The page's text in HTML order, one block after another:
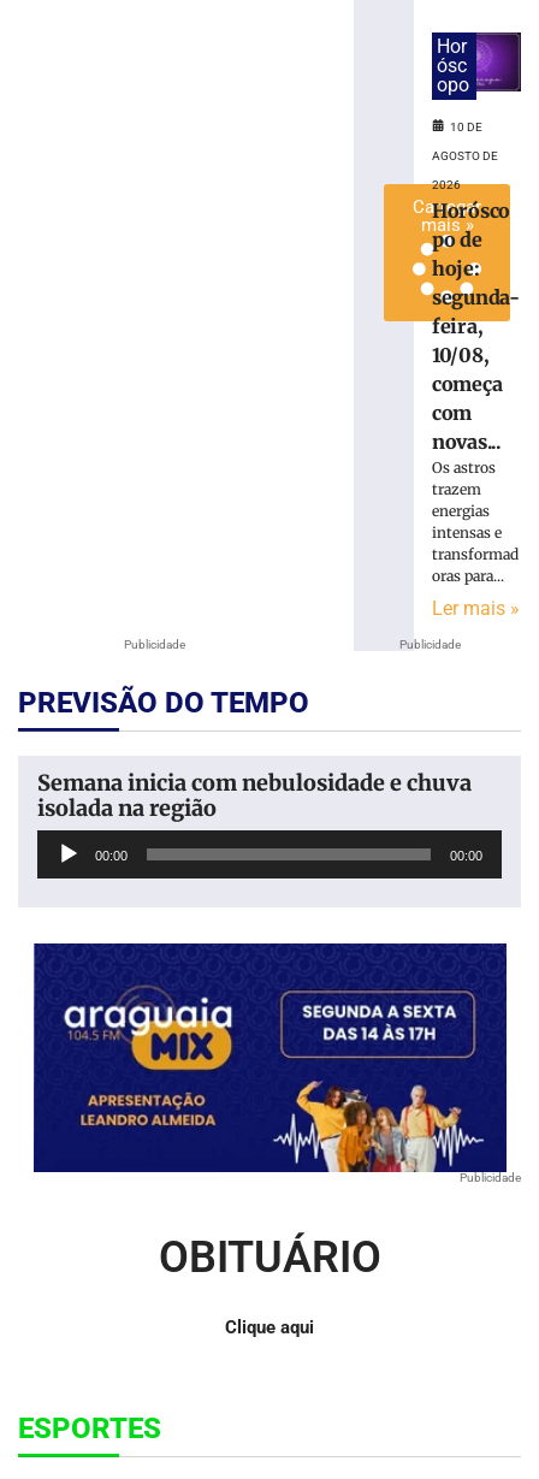
Publicidade
Carregar
mais »
Publicidade
Hor
ósc
opo
10 DE
AGOSTO DE
2026
Horósco
po de
hoje:
segunda-
feira,
10/08,
começa
com
novas...
Os astros
trazem
energias
intensas e
transformad
oras para...
Ler mais »
PREVISÃO DO TEMPO
Semana inicia com nebulosidade e chuva
isolada na região
Tocador
00:00 00:00
Publicidade
OBITUÁRIO
Clique aqui
ESPORTES